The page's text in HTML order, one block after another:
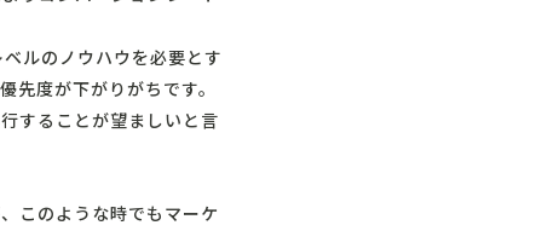
ルのノウハウを必要とす
度が下がりがちです。
することが望ましいと言
このような時でもマーケ